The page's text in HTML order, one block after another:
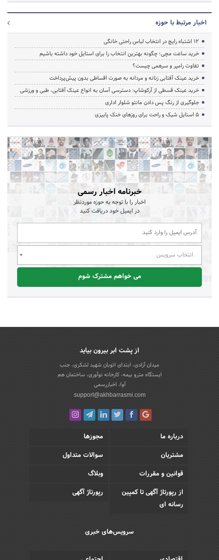
اخبار مرتبط با حوزه
۱۲ اشتباه رایج در انتخاب لباس راحتی خانگی
خرید ساعت مچی؛ چگونه بهترین انتخاب را برای استایل خود داشته باشیم
تفاوت رامپر و سرهمی چیست؟
خرید عینک آفتابی زنانه و مردانه به صورت اقساطی بدون پیش‌پرداخت
خرید عینک قسطی از آرکوشاپ: دسترسی آسان به انواع عینک آفتابی، طبی و ورزشی
جلوگیری از رنگ پس دادن مانتو شلوار اداری
۵ استایل شیک و راحت برای روزهای خنک پاییزی
خبرنامه اخبار رسمی
اخبار را با توجه به حوزه موردنظر
در ایمیل خود دریافت کنید
انتخاب سرویس
می خواهم مشترک شوم
از پشت ابر بیرون بیاید
میدان آزادی، ابتدای اتوبان شهید لشکری، جنب
ایستگاه مترو بیمه، کارخانه نوآوری، ساختمان هم
آوا، اخباررسمی
support@akhbarrasmi.com
درباره ما
مجوزها
مشتریان
سوالات متداول
قوانین و مقررات
وبلاگ
از رپورتاژ آگهی تا کمپین
رسانه ای
رپورتاژ آگهی
سرویس‌های خبری